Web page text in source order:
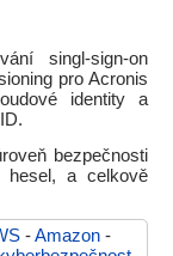
singl-sign-on
pro Acronis
identity a
bezpečnosti
hesel, a celkově
-Amazon -